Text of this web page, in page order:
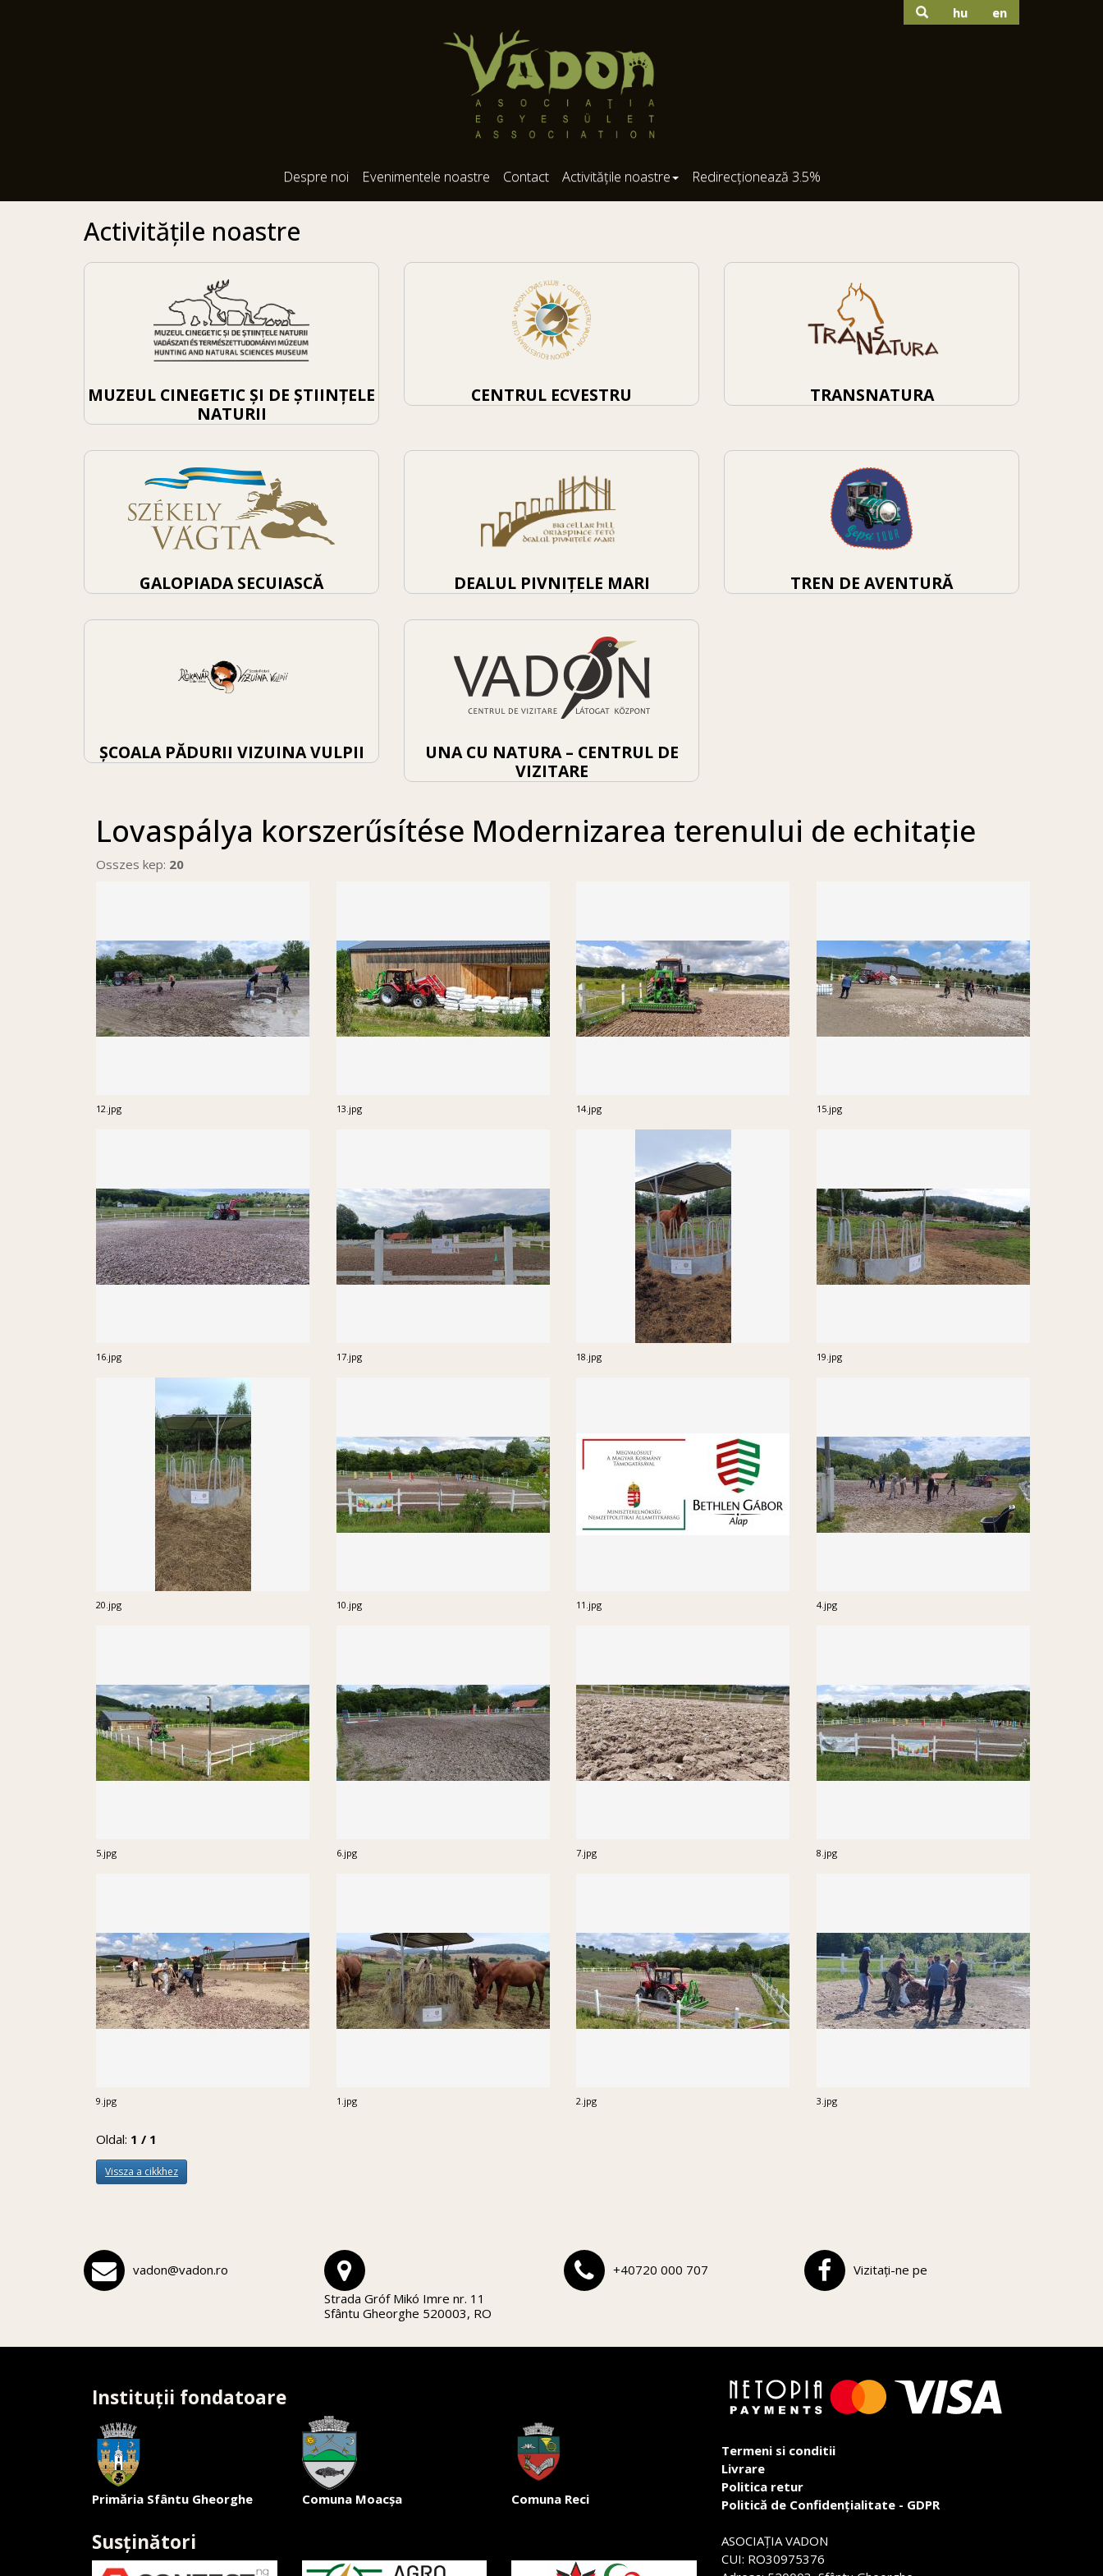
hu en
Despre noi Evenimentele noastre Contact Activitățile noastre Redirecționează 3.5%
Activitățile noastre
MUZEUL CINEGETIC ȘI DE ȘTIINȚELE
NATURII
CENTRUL ECVESTRU TRANSNATURA
GALOPIADA SECUIASCĂ DEALUL PIVNIȚELE MARI TREN DE AVENTURĂ
ȘCOALA PĂDURII VIZUINA VULPII
UNA CU NATURA – CENTRUL DE
VIZITARE
Lovaspálya korszerűsítése Modernizarea terenului de echitație
Osszes kep: 20
12.jpg 13.jpg 14.jpg 15.jpg
16.jpg 17.jpg 18.jpg 19.jpg
20.jpg 10.jpg 11.jpg 4.jpg
5.jpg 6.jpg 7.jpg 8.jpg
9.jpg 1.jpg 2.jpg 3.jpg
Oldal: 1 / 1
Vissza a cikkhez
vadon@vadon.ro
Strada Gróf Mikó Imre nr. 11
Sfântu Gheorghe 520003, RO
+40720 000 707 Vizitați-ne pe
Termeni si conditii
Livrare
Politica retur
Politică de Confidențialitate - GDPR
ASOCIAŢIA VADON
CUI: RO30975376
Instituții fondatoare
Primăria Sfântu Gheorghe Comuna Moacșa Comuna Reci
Susținători